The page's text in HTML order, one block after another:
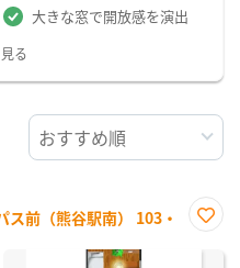
大きな窓で開放感を演出
る
前（熊谷駅南） 103・
に入